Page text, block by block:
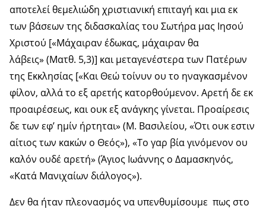
αποτελεί θεμελιώδη χριστιανική επιταγή και μια εκ
των βάσεων της διδασκαλίας του Σωτήρα μας Ιησού
Χριστού [«Μάχαιραν έδωκας, μάχαιραν θα
λάβεις» (Ματθ. 5,3)] και μεταγενέστερα των Πατέρων
της Εκκλησίας [«Και Θεώ τοίνυν ου το ηναγκασμένον
φίλον, αλλά το εξ αρετής κατορθούμενον. Αρετή δε εκ
προαιρέσεως, και ουκ εξ ανάγκης γίνεται. Προαίρεσις
δε των εφ’ ημίν ήρτηται» (Μ. Βασιλείου, «Ότι ουκ εστιν
αίτιος των κακών ο Θεός»), «Το γαρ βία γινόμενον ου
καλόν ουδέ αρετή» (Άγιος Ιωάννης ο Δαμασκηνός,
«Κατά Μανιχαίων διάλογος»).
Δεν θα ήταν πλεονασμός να υπενθυμίσουμε πως στο